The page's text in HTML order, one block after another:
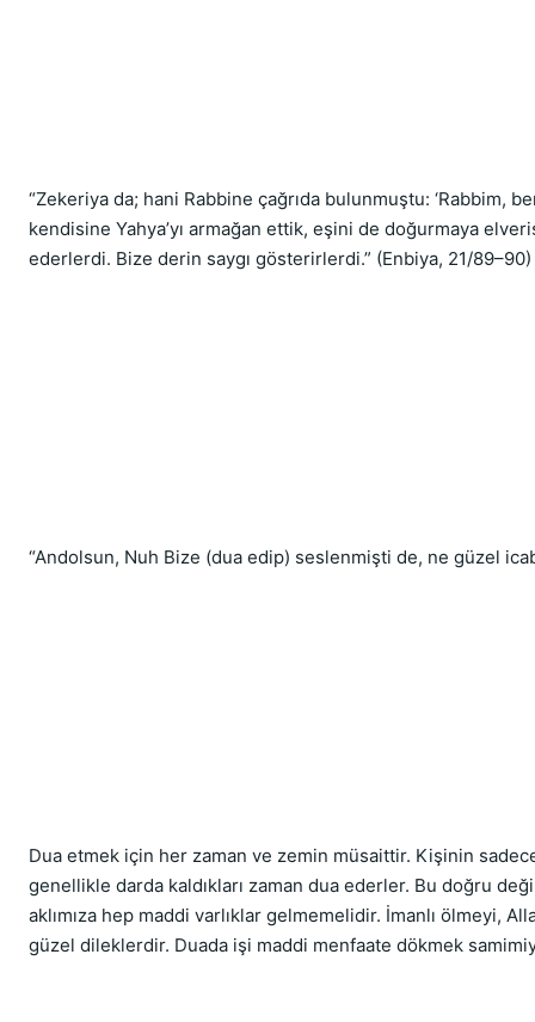
“Zekeriya da; hani Rabbine çağrıda bulunmuştu: ‘Rabbim,
kendisine Yahya’yı armağan ettik, eşini de doğurmaya
ederlerdi. Bize derin saygı gösterirlerdi.” (Enbiya, 21/89–90)
“Andolsun, Nuh Bize (dua edip) seslenmişti de, ne güzel
Dua etmek için her zaman ve zemin müsaittir. Kişinin
genellikle darda kaldıkları zaman dua ederler. Bu doğru
aklımıza hep maddi varlıklar gelmemelidir. İmanlı ölmeyi,
güzel dileklerdir. Duada işi maddi menfaate dökmek